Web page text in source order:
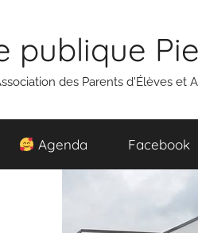
publique
des Parents d'Élèves et
Agenda Facebook